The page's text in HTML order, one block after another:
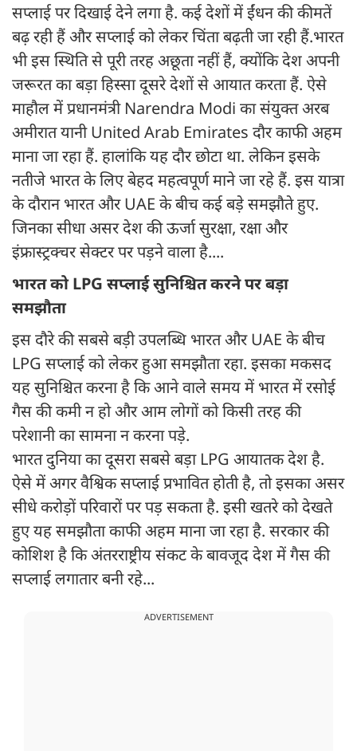
सप्लाई पर दिखाई देने लगा है. कई देशों में ईंधन की कीमतें
बढ़ रही हैं और सप्लाई को लेकर चिंता बढ़ती जा रही हैं.भारत
भी इस स्थिति से पूरी तरह अछूता नहीं हैं, क्योंकि देश अपनी
जरूरत का बड़ा हिस्सा दूसरे देशों से आयात करता हैं. ऐसे
माहौल में प्रधानमंत्री Narendra Modi का संयुक्त अरब
अमीरात यानी United Arab Emirates दौर काफी अहम
माना जा रहा हैं. हालांकि यह दौर छोटा था. लेकिन इसके
नतीजे भारत के लिए बेहद महत्वपूर्ण माने जा रहे हैं. इस यात्रा
के दौरान भारत और UAE के बीच कई बड़े समझौते हुए.
जिनका सीधा असर देश की ऊर्जा सुरक्षा, रक्षा और
इंफ्रास्ट्रक्चर सेक्टर पर पड़ने वाला है....
भारत को LPG सप्लाई सुनिश्चित करने पर बड़ा
समझौता
इस दौरे की सबसे बड़ी उपलब्धि भारत और UAE के बीच
LPG सप्लाई को लेकर हुआ समझौता रहा. इसका मकसद
यह सुनिश्चित करना है कि आने वाले समय में भारत में रसोई
गैस की कमी न हो और आम लोगों को किसी तरह की
परेशानी का सामना न करना पड़े.
भारत दुनिया का दूसरा सबसे बड़ा LPG आयातक देश है.
ऐसे में अगर वैश्विक सप्लाई प्रभावित होती है, तो इसका असर
सीधे करोड़ों परिवारों पर पड़ सकता है. इसी खतरे को देखते
हुए यह समझौता काफी अहम माना जा रहा है. सरकार की
कोशिश है कि अंतरराष्ट्रीय संकट के बावजूद देश में गैस की
सप्लाई लगातार बनी रहे...
ADVERTISEMENT